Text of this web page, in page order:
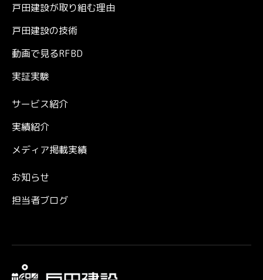
戸田建設が取り組む理由
戸田建設の技術
動画で見るRFBD
実証実験
サービス紹介
実績紹介
メディア掲載実績
お知らせ
担当者ブログ